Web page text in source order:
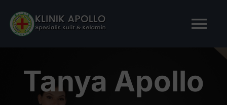
content
TENTANG KAMI
Tanya Apollo